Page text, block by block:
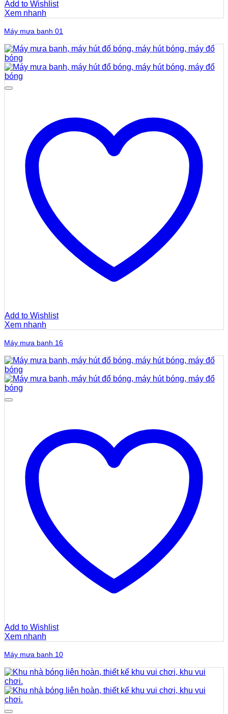
Add to Wishlist
Xem nhanh
Máy mưa banh 01
Add to Wishlist
Xem nhanh
Máy mưa banh 16
Add to Wishlist
Xem nhanh
Máy mưa banh 10